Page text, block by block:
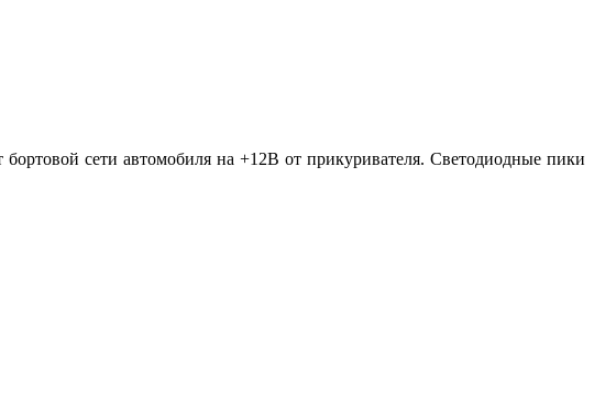
сети автомобиля на +12В от прикуривателя. Светодиодные пики